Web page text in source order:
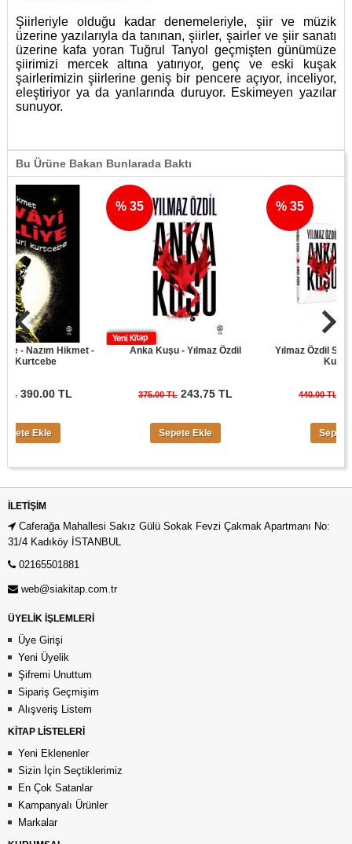
Şiirleriyle olduğu kadar denemeleriyle, şiir ve müzik
üzerine yazılarıyla da tanınan, şiirler, şairler ve şiir sanatı
üzerine kafa yoran Tuğrul Tanyol geçmişten günümüze
şiirimizi mercek altına yatırıyor, genç ve eski kuşak
şairlerimizin şiirlerine geniş bir pencere açıyor, inceliyor,
eleştiriyor ya da yanlarında duruyor. Eskimeyen yazılar
sunuyor.
Bu Ürüne Bakan Bunlarada Baktı
Hikmet -
TL
Ekle
Anka Kuşu - Yılmaz Özdil
375.00 TL 243.75 TL
% 35
Sepete Ekle
Yılmaz Özdil Son
Kuşu Seti
440.00 TL 286.00
% 35
Sepete Ekle
İLETIŞIM
Caferağa Mahallesi Sakız Gülü Sokak Fevzi Çakmak Apartmanı No:
31/4 Kadıköy İSTANBUL
02165501881
web@siakitap.com.tr
ÜYELİK İŞLEMLERİ
Üye Girişi
Yeni Üyelik
Şifremi Unuttum
Sipariş Geçmişim
Alışveriş Listem
KİTAP LİSTELERİ
Yeni Eklenenler
Sizin İçin Seçtiklerimiz
En Çok Satanlar
Kampanyalı Ürünler
Markalar